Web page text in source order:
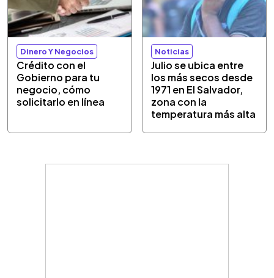
Dinero Y Negocios
Crédito con el
Gobierno para tu
negocio, cómo
solicitarlo en línea
Noticias
Julio se ubica entre
los más secos desde
1971 en El Salvador,
zona con la
temperatura más alta